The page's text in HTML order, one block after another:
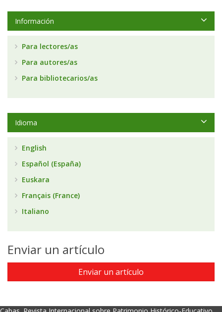
Información
Para lectores/as
Para autores/as
Para bibliotecarios/as
Idioma
English
Español (España)
Euskara
Français (France)
Italiano
Enviar un artículo
Enviar un artículo